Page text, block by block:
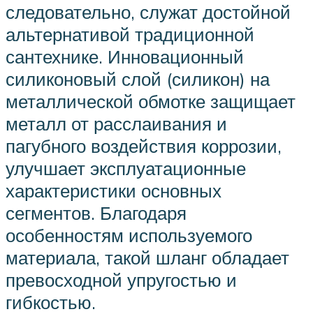
следовательно, служат достойной
альтернативой традиционной
сантехнике. Инновационный
силиконовый слой (силикон) на
металлической обмотке защищает
металл от расслаивания и
пагубного воздействия коррозии,
улучшает эксплуатационные
характеристики основных
сегментов. Благодаря
особенностям используемого
материала, такой шланг обладает
превосходной упругостью и
гибкостью.